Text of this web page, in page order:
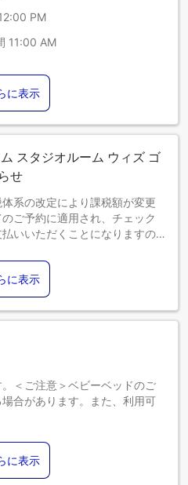
PM
11:00 AM
に表示
スタジオルーム ウィズ ゴ
せ
体系の改定により課税額が変更
ご予約に適用され、チェック
いいただくことになりますの
に表示
＜ご注意＞ベビーベッドのご
合があります。また、利用可
されます。
、お部屋タイプにより異なり
に表示